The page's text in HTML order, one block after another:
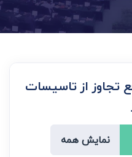
تجاوز از تاسیسات
نمایش همه